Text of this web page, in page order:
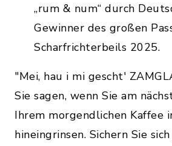
„rum & num“ durch
Gewinner des großen
Scharfrichterbeils 2025.
"Mei, hau i mi gescht'
Sie sagen, wenn Sie am
Ihrem morgendlichen Kaffee
hineingrinsen. Sichern Sie